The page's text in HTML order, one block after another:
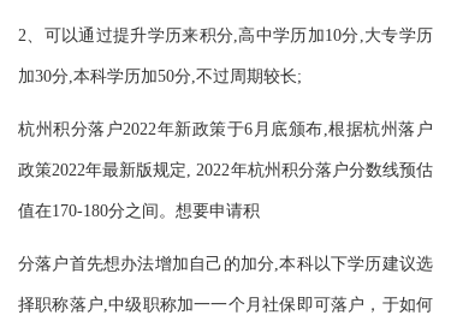
2、可以通过提升学历来积分,高中学历加10分,大专学历
加30分,本科学历加50分,不过周期较长;
杭州积分落户2022年新政策于6月底颁布,根据杭州落户
政策2022年最新版规定, 2022年杭州积分落户分数线预估
值在170-180分之间。想要申请积
分落户首先想办法增加自己的加分,本科以下学历建议选
择职称落户,中级职称加一一个月社保即可落户，于如何